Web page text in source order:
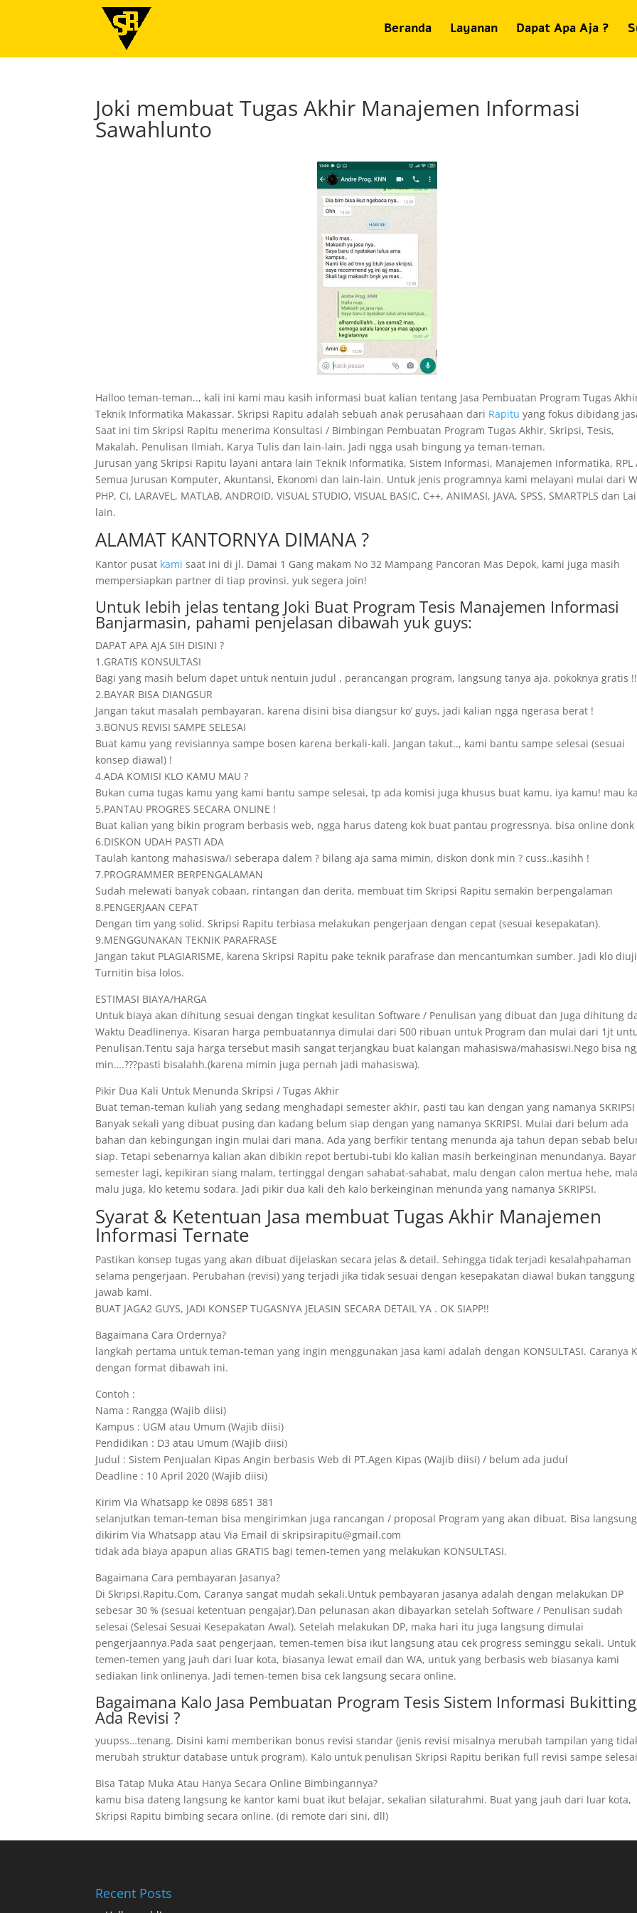
Beranda Layanan Dapat Apa Aja ?
Joki membuat Tugas Akhir Manajemen Informasi
Sawahlunto
Halloo teman-teman.., kali ini kami mau kasih informasi buat kalian tentang Jasa Pembuatan Program Tugas
Teknik Informatika Makassar. Skripsi Rapitu adalah sebuah anak perusahaan dari Rapitu yang fokus dibidang
Saat ini tim Skripsi Rapitu menerima Konsultasi / Bimbingan Pembuatan Program Tugas Akhir, Skripsi, Tesis,
Makalah, Penulisan Ilmiah, Karya Tulis dan lain-lain. Jadi ngga usah bingung ya teman-teman.
Jurusan yang Skripsi Rapitu layani antara lain Teknik Informatika, Sistem Informasi, Manajemen Informatika, RPL
Semua Jurusan Komputer, Akuntansi, Ekonomi dan lain-lain. Untuk jenis programnya kami melayani mulai dari
PHP, CI, LARAVEL, MATLAB, ANDROID, VISUAL STUDIO, VISUAL BASIC, C++, ANIMASI, JAVA, SPSS, SMARTPLS dan
lain.
ALAMAT KANTORNYA DIMANA ?
Kantor pusat kami saat ini di jl. Damai 1 Gang makam No 32 Mampang Pancoran Mas Depok, kami juga masih
mempersiapkan partner di tiap provinsi. yuk segera join!
Untuk lebih jelas tentang Joki Buat Program Tesis Manajemen Informasi
Banjarmasin, pahami penjelasan dibawah yuk guys:
DAPAT APA AJA SIH DISINI ?
1.GRATIS KONSULTASI
Bagi yang masih belum dapet untuk nentuin judul , perancangan program, langsung tanya aja. pokoknya gratis !!
2.BAYAR BISA DIANGSUR
Jangan takut masalah pembayaran. karena disini bisa diangsur ko’ guys, jadi kalian ngga ngerasa berat !
3.BONUS REVISI SAMPE SELESAI
Buat kamu yang revisiannya sampe bosen karena berkali-kali. Jangan takut.., kami bantu sampe selesai (sesuai
konsep diawal) !
4.ADA KOMISI KLO KAMU MAU ?
Bukan cuma tugas kamu yang kami bantu sampe selesai, tp ada komisi juga khusus buat kamu. iya kamu! mau
5.PANTAU PROGRES SECARA ONLINE !
Buat kalian yang bikin program berbasis web, ngga harus dateng kok buat pantau progressnya. bisa online donk
6.DISKON UDAH PASTI ADA
Taulah kantong mahasiswa/i seberapa dalem ? bilang aja sama mimin, diskon donk min ? cuss..kasihh !
7.PROGRAMMER BERPENGALAMAN
Sudah melewati banyak cobaan, rintangan dan derita, membuat tim Skripsi Rapitu semakin berpengalaman
8.PENGERJAAN CEPAT
Dengan tim yang solid. Skripsi Rapitu terbiasa melakukan pengerjaan dengan cepat (sesuai kesepakatan).
9.MENGGUNAKAN TEKNIK PARAFRASE
Jangan takut PLAGIARISME, karena Skripsi Rapitu pake teknik parafrase dan mencantumkan sumber. Jadi klo diuji
Turnitin bisa lolos.
ESTIMASI BIAYA/HARGA
Untuk biaya akan dihitung sesuai dengan tingkat kesulitan Software / Penulisan yang dibuat dan Juga dihitung
Waktu Deadlinenya. Kisaran harga pembuatannya dimulai dari 500 ribuan untuk Program dan mulai dari 1jt
Penulisan.Tentu saja harga tersebut masih sangat terjangkau buat kalangan mahasiswa/mahasiswi.Nego bisa
min….???pasti bisalahh.(karena mimin juga pernah jadi mahasiswa).
Pikir Dua Kali Untuk Menunda Skripsi / Tugas Akhir
Buat teman-teman kuliah yang sedang menghadapi semester akhir, pasti tau kan dengan yang namanya SKRIPSI
Banyak sekali yang dibuat pusing dan kadang belum siap dengan yang namanya SKRIPSI. Mulai dari belum ada
bahan dan kebingungan ingin mulai dari mana. Ada yang berfikir tentang menunda aja tahun depan sebab
siap. Tetapi sebenarnya kalian akan dibikin repot bertubi-tubi klo kalian masih berkeinginan menundanya. Bayar
semester lagi, kepikiran siang malam, tertinggal dengan sahabat-sahabat, malu dengan calon mertua hehe,
malu juga, klo ketemu sodara. Jadi pikir dua kali deh kalo berkeinginan menunda yang namanya SKRIPSI.
Syarat & Ketentuan Jasa membuat Tugas Akhir Manajemen
Informasi Ternate
Pastikan konsep tugas yang akan dibuat dijelaskan secara jelas & detail. Sehingga tidak terjadi kesalahpahaman
selama pengerjaan. Perubahan (revisi) yang terjadi jika tidak sesuai dengan kesepakatan diawal bukan tanggung
jawab kami.
BUAT JAGA2 GUYS, JADI KONSEP TUGASNYA JELASIN SECARA DETAIL YA . OK SIAPP!!
Bagaimana Cara Ordernya?
langkah pertama untuk teman-teman yang ingin menggunakan jasa kami adalah dengan KONSULTASI. Caranya
dengan format dibawah ini.
Contoh :
Nama : Rangga (Wajib diisi)
Kampus : UGM atau Umum (Wajib diisi)
Pendidikan : D3 atau Umum (Wajib diisi)
Judul : Sistem Penjualan Kipas Angin berbasis Web di PT.Agen Kipas (Wajib diisi) / belum ada judul
Deadline : 10 April 2020 (Wajib diisi)
Kirim Via Whatsapp ke 0898 6851 381
selanjutkan teman-teman bisa mengirimkan juga rancangan / proposal Program yang akan dibuat. Bisa langsung
dikirim Via Whatsapp atau Via Email di skripsirapitu@gmail.com
tidak ada biaya apapun alias GRATIS bagi temen-temen yang melakukan KONSULTASI.
Bagaimana Cara pembayaran Jasanya?
Di Skripsi.Rapitu.Com, Caranya sangat mudah sekali.Untuk pembayaran jasanya adalah dengan melakukan DP
sebesar 30 % (sesuai ketentuan pengajar).Dan pelunasan akan dibayarkan setelah Software / Penulisan sudah
selesai (Selesai Sesuai Kesepakatan Awal). Setelah melakukan DP, maka hari itu juga langsung dimulai
pengerjaannya.Pada saat pengerjaan, temen-temen bisa ikut langsung atau cek progress seminggu sekali. Untuk
temen-temen yang jauh dari luar kota, biasanya lewat email dan WA, untuk yang berbasis web biasanya kami
sediakan link onlinenya. Jadi temen-temen bisa cek langsung secara online.
Bagaimana Kalo Jasa Pembuatan Program Tesis Sistem Informasi
Ada Revisi ?
yuupss…tenang. Disini kami memberikan bonus revisi standar (jenis revisi misalnya merubah tampilan yang
merubah struktur database untuk program). Kalo untuk penulisan Skripsi Rapitu berikan full revisi sampe
Bisa Tatap Muka Atau Hanya Secara Online Bimbingannya?
kamu bisa dateng langsung ke kantor kami buat ikut belajar, sekalian silaturahmi. Buat yang jauh dari luar kota,
Skripsi Rapitu bimbing secara online. (di remote dari sini, dll)
Recent Posts